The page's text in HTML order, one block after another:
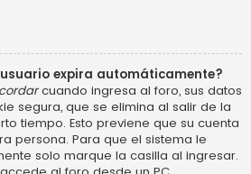
expira automáticamente?
cuando ingresa al foro, sus datos
segura, que se elimina al salir de la
tiempo. Esto previene que su cuenta
persona. Para que el sistema le
solo marque la casilla al ingresar.